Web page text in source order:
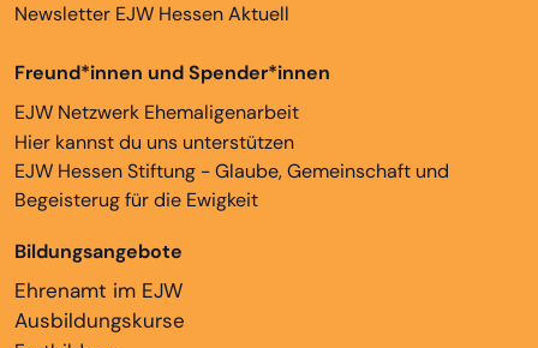
Newsletter EJW Hessen Aktuell
Freund*innen und Spender*innen
EJW Netzwerk Ehemaligenarbeit
Hier kannst du uns unterstützen
EJW Hessen Stiftung - Glaube, Gemeinschaft und
Begeisterug für die Ewigkeit
Bildungsangebote
Ehrenamt im EJW
Ausbildungskurse